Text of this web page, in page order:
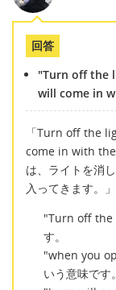
回答
"Turn off the
will come in
「Turn off the
come in with the
は、ライトを消
入ってきます。
"Turn off the
す。
"when you
いう意味です。